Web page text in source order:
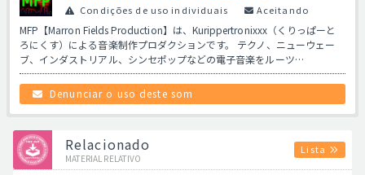
Condições de uso individuais Aceitando
MFP【Marron Fields Production】は、Kurippertronixxx（くりっぱーと
ろにくす）による音楽制作プロダクションです。 テクノ、ニューウェー
ブ、インダストリアル、シンセポップなどの電子音楽をルーツ…
Denunciar o uso deste som
Relacionado
MATERIAL RELATIVO
Lista